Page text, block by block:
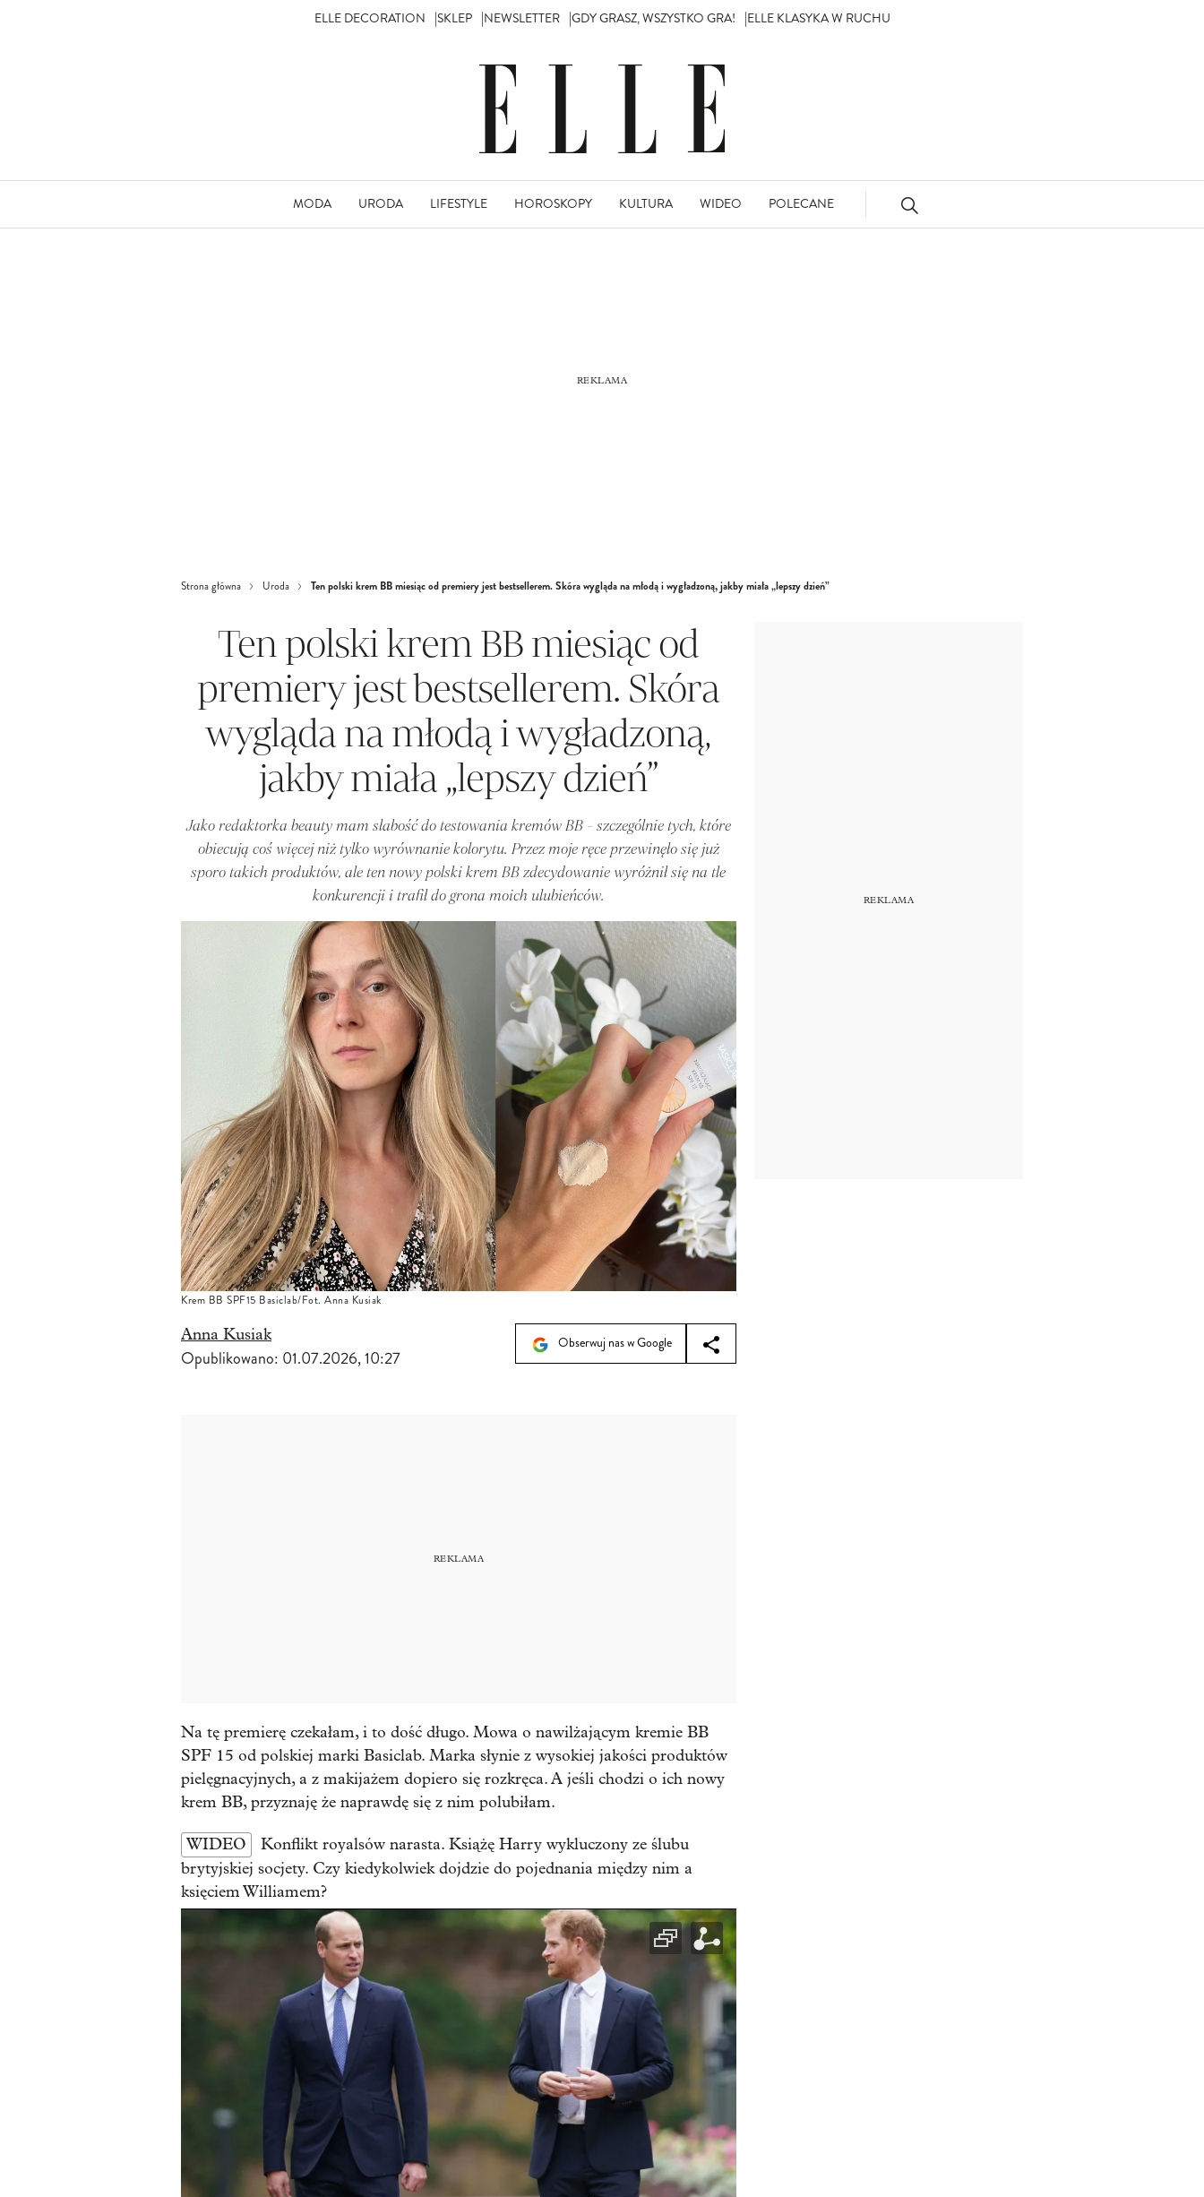
ELLE DECORATION SKLEP NEWSLETTER GDY GRASZ, WSZYSTKO GRA! ELLE KLASYKA W RUCHU
MODA URODA LIFESTYLE HOROSKOPY KULTURA WIDEO POLECANE
Strona główna Uroda Ten polski krem BB miesiąc od premiery jest bestsellerem. Skóra wygląda na młodą i wygładzoną, jakby miała „lepszy dzień”
Ten polski krem BB miesiąc od
premiery jest bestsellerem. Skóra
wygląda na młodą i wygładzoną,
jakby miała „lepszy dzień”
Jako redaktorka beauty mam słabość do testowania kremów BB - szczególnie tych, które
obiecują coś więcej niż tylko wyrównanie kolorytu. Przez moje ręce przewinęło się już
sporo takich produktów, ale ten nowy polski krem BB zdecydowanie wyróżnił się na tle
konkurencji i trafił do grona moich ulubieńców.
Krem BB SPF15 Basiclab/Fot. Anna Kusiak
Anna Kusiak
Opublikowano: 01.07.2026, 10:27
Obserwuj nas w Google
Na tę premierę czekałam, i to dość długo. Mowa o nawilżającym kremie BB
SPF 15 od polskiej marki Basiclab. Marka słynie z wysokiej jakości produktów
pielęgnacyjnych, a z makijażem dopiero się rozkręca. A jeśli chodzi o ich nowy
krem BB, przyznaję że naprawdę się z nim polubiłam.
WIDEO
Konflikt royalsów narasta. Książę Harry wykluczony ze ślubu
brytyjskiej socjety. Czy kiedykolwiek dojdzie do pojednania między nim a
księciem Williamem?